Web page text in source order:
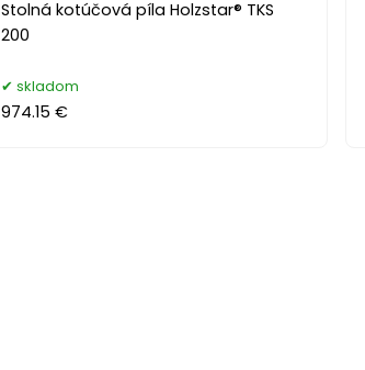
Stolná kotúčová píla Holzstar® TKS
200
skladom
974.15 €